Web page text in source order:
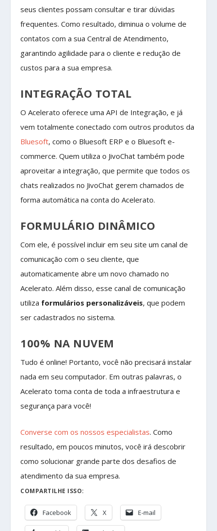
seus clientes possam consultar e tirar dúvidas
frequentes. Como resultado, diminua o volume de
contatos com a sua Central de Atendimento,
garantindo agilidade para o cliente e redução de
custos para a sua empresa.
INTEGRAÇÃO TOTAL
O Acelerato oferece uma API de Integração, e já
vem totalmente conectado com outros produtos da
Bluesoft, como o Bluesoft ERP e o Bluesoft e-
commerce. Quem utiliza o JivoChat também pode
aproveitar a integração, que permite que todos os
chats realizados no JivoChat gerem chamados de
forma automática na conta do Acelerato.
FORMULÁRIO DINÂMICO
Com ele, é possível incluir em seu site um canal de
comunicação com o seu cliente, que
automaticamente abre um novo chamado no
Acelerato. Além disso, esse canal de comunicação
utiliza formulários personalizáveis, que podem
ser cadastrados no sistema.
100% NA NUVEM
Tudo é online! Portanto, você não precisará instalar
nada em seu computador. Em outras palavras, o
Acelerato toma conta de toda a infraestrutura e
segurança para você!
Converse com os nossos especialistas. Como
resultado, em poucos minutos, você irá descobrir
como solucionar grande parte dos desafios de
atendimento da sua empresa.
COMPARTILHE ISSO:
Facebook X E-mail